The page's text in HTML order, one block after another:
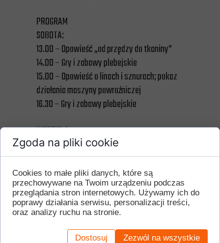
PROGRAM
SOBOTA:
13.00 – Opowieść „od przędzy do tkaniny”
14.00 – Gry i zabawy plebejskie
15.00 – Opowieść o linach i sznurach; pokaz
działania maszyny powroźniczej
16.30 – Gry i zabawy plebejskie
NIEDZIELA:
12.00 – Gry i zabawy plebejskie
13.00 – Tajemnice ceramiki średniowiecznej;
mini prelekcja archeologiczna
14.00 – Opowieść o linach i sznurach; pokaz
działania maszyny powroźniczej z udziałem
publiczności
15.00 – Gry i zabawy plebejskie
Zgoda na pliki cookie
Cookies to małe pliki danych, które są
przechowywane na Twoim urządzeniu podczas
przeglądania stron internetowych. Używamy ich do
poprawy działania serwisu, personalizacji treści,
oraz analizy ruchu na stronie.
Dostosuj Zezwól na wszystkie